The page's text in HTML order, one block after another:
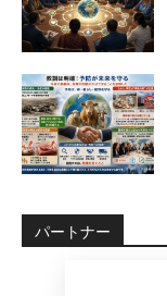
パートナー